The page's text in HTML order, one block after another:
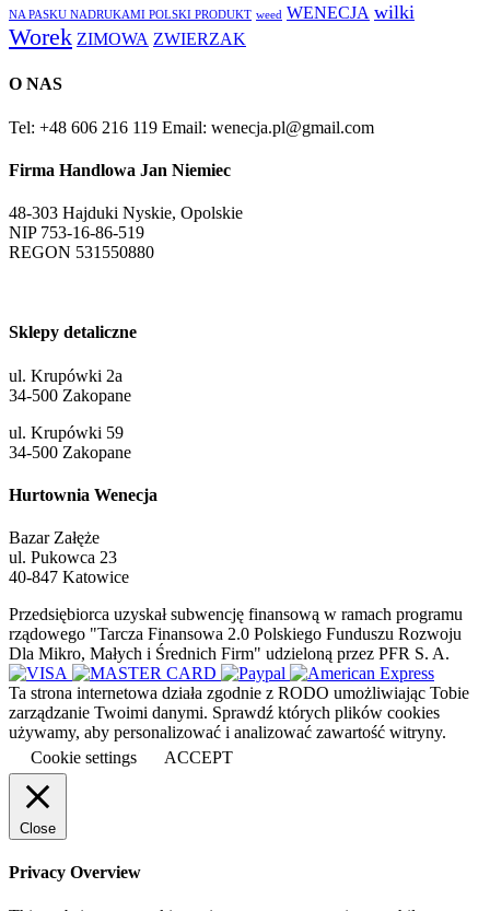
NA PASKU NADRUKAMI POLSKI PRODUKT weed WENECJA wilki
Worek ZIMOWA ZWIERZAK
O NAS
Tel: +48 606 216 119 Email: wenecja.pl@gmail.com
Firma Handlowa Jan Niemiec
48-303 Hajduki Nyskie, Opolskie
NIP 753-16-86-519
REGON 531550880
Sklepy detaliczne
ul. Krupówki 2a
34-500 Zakopane
ul. Krupówki 59
34-500 Zakopane
Hurtownia Wenecja
Bazar Załęże
ul. Pukowca 23
40-847 Katowice
Przedsiębiorca uzyskał subwencję finansową w ramach programu
rządowego "Tarcza Finansowa 2.0 Polskiego Funduszu Rozwoju
Dla Mikro, Małych i Średnich Firm" udzieloną przez PFR S. A.
Ta strona internetowa działa zgodnie z RODO umożliwiając Tobie
zarządzanie Twoimi danymi. Sprawdź których plików cookies
używamy, aby personalizować i analizować zawartość witryny.
Cookie settings
ACCEPT
Close
Privacy Overview